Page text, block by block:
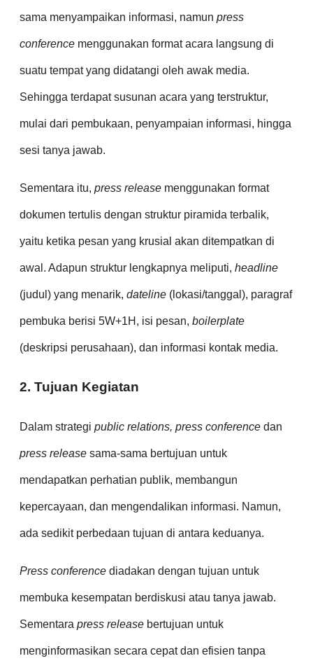
sama menyampaikan informasi, namun press
conference menggunakan format acara langsung di
suatu tempat yang didatangi oleh awak media.
Sehingga terdapat susunan acara yang terstruktur,
mulai dari pembukaan, penyampaian informasi, hingga
sesi tanya jawab.
Sementara itu, press release menggunakan format
dokumen tertulis dengan struktur piramida terbalik,
yaitu ketika pesan yang krusial akan ditempatkan di
awal. Adapun struktur lengkapnya meliputi, headline
(judul) yang menarik, dateline (lokasi/tanggal), paragraf
pembuka berisi 5W+1H, isi pesan, boilerplate
(deskripsi perusahaan), dan informasi kontak media.
2. Tujuan Kegiatan
Dalam strategi public relations, press conference dan
press release sama-sama bertujuan untuk
mendapatkan perhatian publik, membangun
kepercayaan, dan mengendalikan informasi. Namun,
ada sedikit perbedaan tujuan di antara keduanya.
Press conference diadakan dengan tujuan untuk
membuka kesempatan berdiskusi atau tanya jawab.
Sementara press release bertujuan untuk
menginformasikan secara cepat dan efisien tanpa